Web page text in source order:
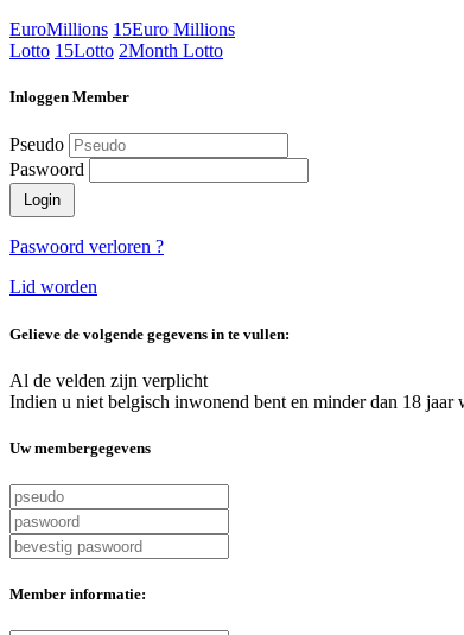
EuroMillions 15Euro Millions
Lotto 15Lotto 2Month Lotto
Inloggen Member
Pseudo
Paswoord
Login
Paswoord verloren ?
Lid worden
Gelieve de volgende gegevens in te vullen:
Al de velden zijn verplicht
Indien u niet belgisch inwonend bent en minder dan 18 jaar
Uw membergegevens
Member informatie: